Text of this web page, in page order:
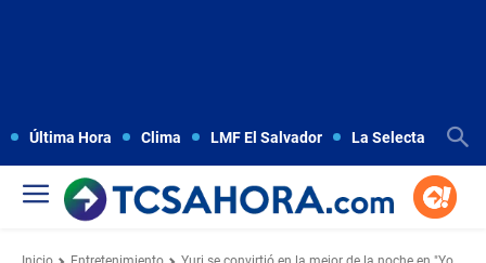
Última Hora Clima LMF El Salvador La Selecta